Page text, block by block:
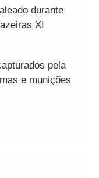
durante
XI
pela
e munições